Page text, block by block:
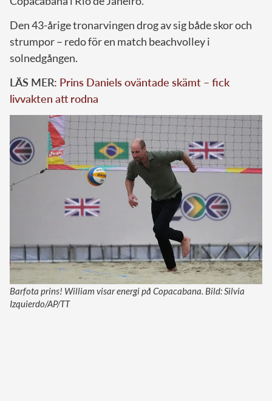
Den 43-årige tronarvingen drog av sig både skor och
strumpor – redo för en match beachvolley i
solnedgången.
LÄS MER: Prins Daniels oväntade skämt – fick
livvakten att rodna
Barfota prins! William visar energi på Copacabana. Bild: Silvia
Izquierdo/AP/TT